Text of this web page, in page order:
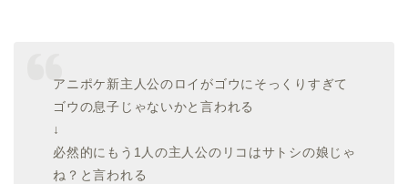
アニポケ新主人公のロイがゴウにそっくりすぎて
ゴウの息子じゃないかと言われる
↓
必然的にもう1人の主人公のリコはサトシの娘じゃ
ね？と言われる